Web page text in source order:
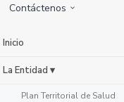
Contáctenos
Inicio
La Entidad ▾
Plan Territorial de Salud